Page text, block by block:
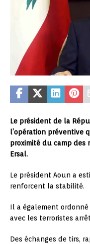
Le président de la
l’opération préventive
proximité du camp des
Ersal.
Le président Aoun a
renforcent la stabilité.
Il a également
avec les terroristes
Des échanges de tirs,